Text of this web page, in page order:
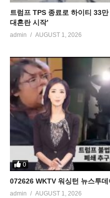
트럼프 TPS 종료로 하이티 33
대혼란 시작’
admin AUGUST 1, 2026
0
072626 WKTV 워싱턴 뉴스투
admin AUGUST 1, 2026